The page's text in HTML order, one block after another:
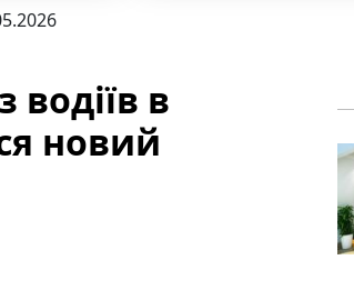
водіїв в
новий